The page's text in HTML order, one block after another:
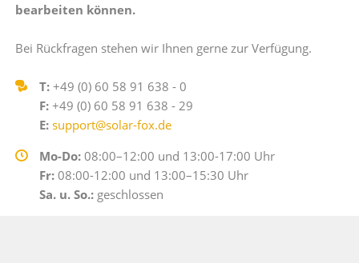
bearbeiten können.
Bei Rückfragen stehen wir Ihnen gerne zur Verfügung.
T:+49 (0) 60 58 91 638 - 0
F:+49 (0) 60 58 91 638 - 29
E: support@solar-fox.de
Mo-Do:08:00–12:00 und 13:00-17:00 Uhr
Fr:08:00-12:00 und 13:00–15:30 Uhr
Sa. u. So.:geschlossen